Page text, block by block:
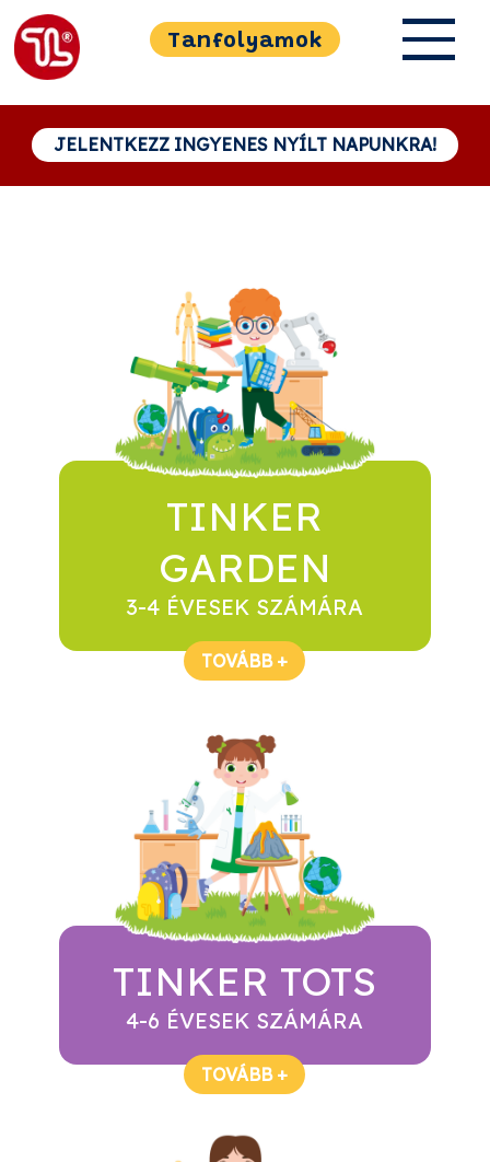
Tanfolyamok
JELENTKEZZ INGYENES NYÍLT NAPUNKRA!
TINKER
GARDEN
3-4 ÉVESEK SZÁMÁRA
TOVÁBB +
TINKER TOTS
4-6 ÉVESEK SZÁMÁRA
TOVÁBB +